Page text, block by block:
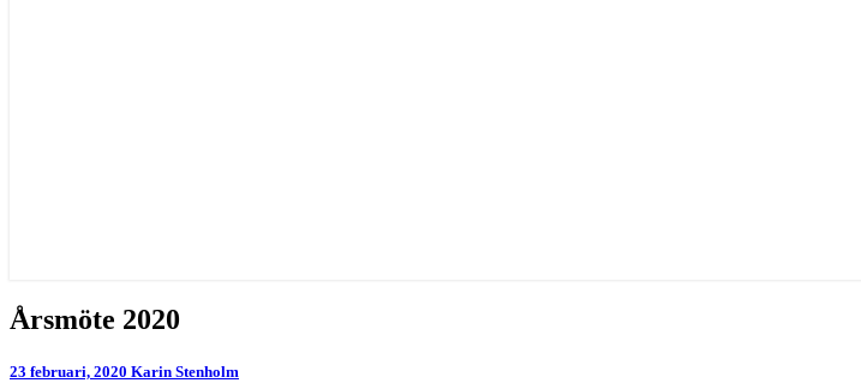
Årsmöte
2020
Årsmöte 2020
23 februari, 2020 Karin Stenholm